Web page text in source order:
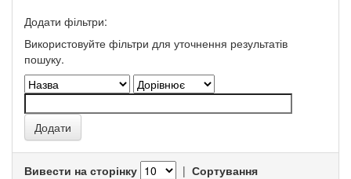
Додати фільтри:
Використовуйте фільтри для уточнення результатів
пошуку.
Вивести на сторінку | Сортування